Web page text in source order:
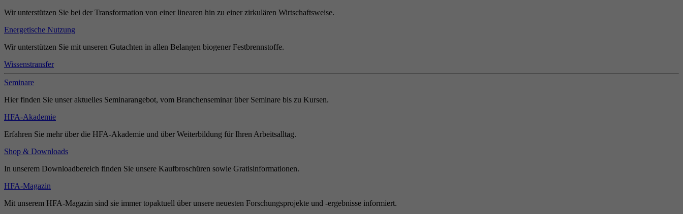
Wir unterstützen Sie bei der Transformation von einer linearen hin zu einer zirkulären Wirtschaftsweise.
Energetische Nutzung
Wir unterstützen Sie mit unseren Gutachten in allen Belangen biogener Festbrennstoffe.
Wissenstransfer
Seminare
Hier finden Sie unser aktuelles Seminarangebot, vom Branchenseminar über Seminare bis zu Kursen.
HFA-Akademie
Erfahren Sie mehr über die HFA-Akademie und über Weiterbildung für Ihren Arbeitsalltag.
Shop & Downloads
In unserem Downloadbereich finden Sie unsere Kaufbroschüren sowie Gratisinformationen.
HFA-Magazin
Mit unserem HFA-Magazin sind sie immer topaktuell über unsere neuesten Forschungsprojekte und -ergebnisse informiert.